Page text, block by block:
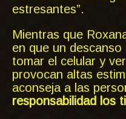
estresantes”.
Mientras que
en que un
tomar el celular y
provocan altas
aconseja a las
responsabilidad los